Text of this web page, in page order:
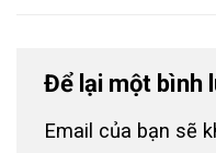
Để lại một bình
Email của bạn sẽ